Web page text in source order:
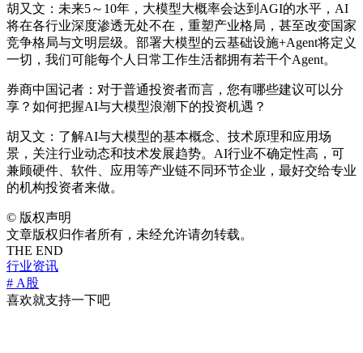
胡又文：未来5～10年，大模型大概率会达到AGI的水平，AI
将在各行业深度渗透无处不在，重塑产业格局，甚至改变国家
竞争格局与文明层级。部署大模型的云基础设施+Agent将定义
一切，我们可能每个人日常工作生活都拥有若干个Agent。
券商中国记者：对于普通投资者而言，您有哪些建议可以分
享？如何把握AI与大模型浪潮下的投资机遇？
胡又文：了解AI与大模型的基本概念、技术原理和应用场
景，关注行业动态和技术发展趋势。AI行业不确定性高，可
兼顾硬件、软件、应用等产业链不同环节企业，最好交给专业
的机构投资者来做。
© 版权声明
文章版权归作者所有，未经允许请勿转载。
THE END
行业资讯
# A股
喜欢就支持一下吧